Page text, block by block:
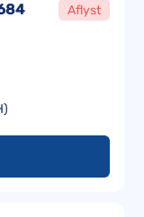
Aflyst